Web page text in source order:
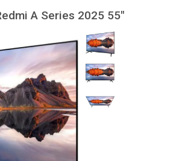
A Series 2025 55"